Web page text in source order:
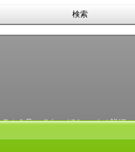
検索
１３号）です。 ABJマークの詳細